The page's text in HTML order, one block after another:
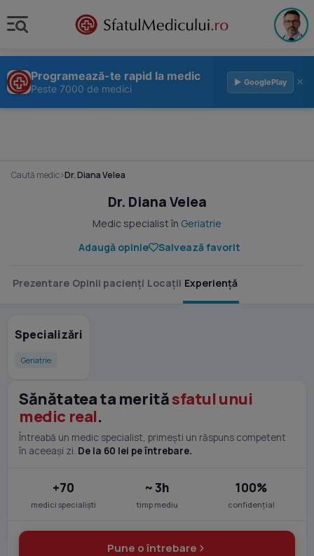
Programează-te rapid la medic
Peste 7000 de medici
▶ GooglePlay ×
Caută medic›Dr. Diana Velea
Dr. Diana Velea
Medic specialist în Geriatrie
Adaugă opinie
Salvează favorit
Prezentare Opinii pacienți Locații Experiență
Specializări
Geriatrie
Sănătatea ta merităsfatul unui
medic real.
Întreabă un medic specialist, primești un răspuns competent
în aceeași zi. De la 60 lei pe întrebare.
+70
medici specialiști
~ 3h
timp mediu
100%
confidențial
Pune o întrebare